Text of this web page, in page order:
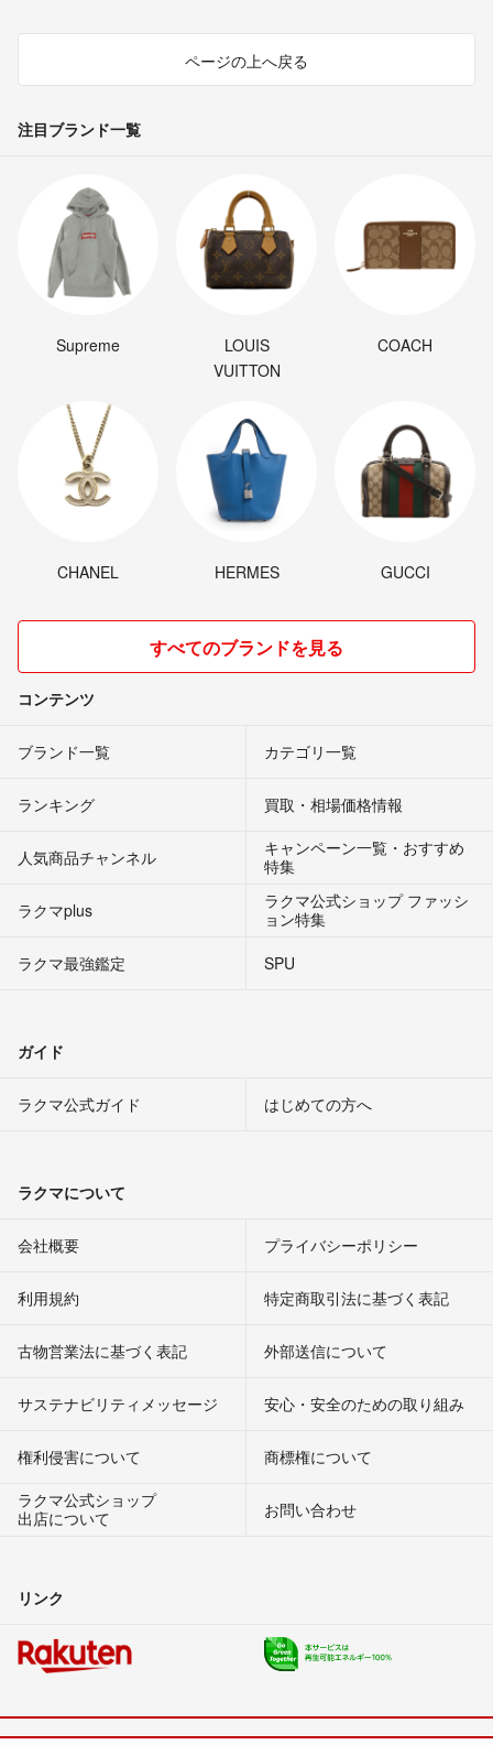
ページの上へ戻る
注目ブランド一覧
Supreme
LOUIS
VUITTON
COACH
CHANEL HERMES GUCCI
すべてのブランドを見る
コンテンツ
ブランド一覧 カテゴリ一覧
ランキング 買取・相場価格情報
人気商品チャンネル
キャンペーン一覧・おすすめ
特集
ラクマplus
ラクマ公式ショップ ファッシ
ョン特集
ラクマ最強鑑定
SPU
ガイド
ラクマ公式ガイド はじめての方へ
ラクマについて
会社概要 プライバシーポリシー
利用規約 特定商取引法に基づく表記
古物営業法に基づく表記 外部送信について
サステナビリティメッセージ 安心・安全のための取り組み
権利侵害について
商標権について
ラクマ公式ショップ
出店について
お問い合わせ
リンク